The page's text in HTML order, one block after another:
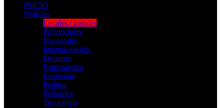
INICIO
Noticias
Locales / zonales
Provinciales
Nacionales
Internacionales
Deportes
Espectaculos
Economia
Politica
Policiales
Tecnologia